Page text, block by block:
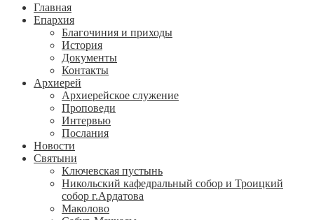
Главная
Епархия
Благочиния и приходы
История
Документы
Контакты
Архиерей
Архиерейское служение
Проповеди
Интервью
Послания
Новости
Святыни
Ключевская пустынь
Никольский кафедральный собор и Троицкий
собор г.Ардатова
Маколово